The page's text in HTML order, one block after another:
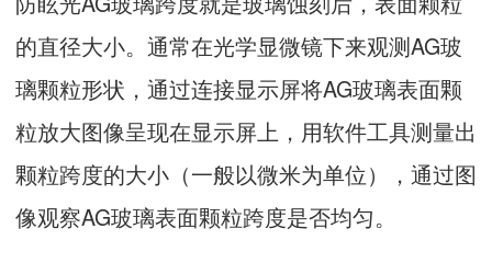
的直径大小。通常在光学显微镜下来观测AG玻
璃颗粒形状，通过连接显示屏将AG玻璃表面颗
粒放大图像呈现在显示屏上，用软件工具测量出
颗粒跨度的大小（一般以微米为单位），通过图
像观察AG玻璃表面颗粒跨度是否均匀。